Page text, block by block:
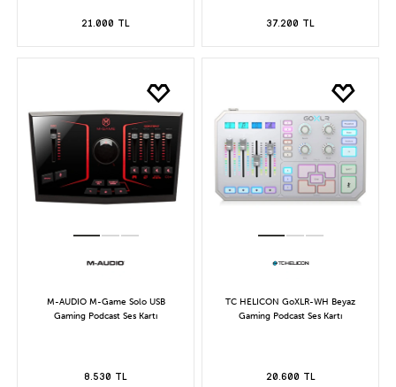
21.000 TL 37.200 TL
M-AUDIO M-Game Solo USB
Gaming Podcast Ses Kartı
8.530 TL
TC HELICON GoXLR-WH Beyaz
Gaming Podcast Ses Kartı
20.600 TL